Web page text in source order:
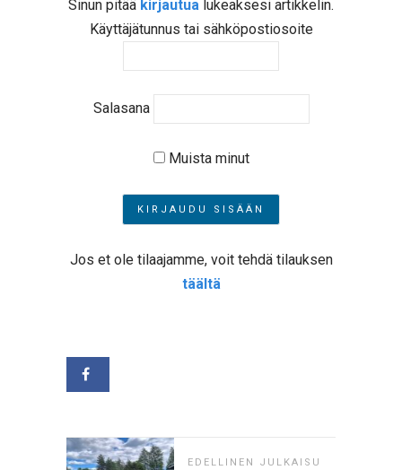
Sinun pitää kirjautua lukeaksesi artikkelin.
Käyttäjätunnus tai sähköpostiosoite
Salasana
Muista minut
Jos et ole tilaajamme, voit tehdä tilauksen
täältä
EDELLINEN JULKAISU